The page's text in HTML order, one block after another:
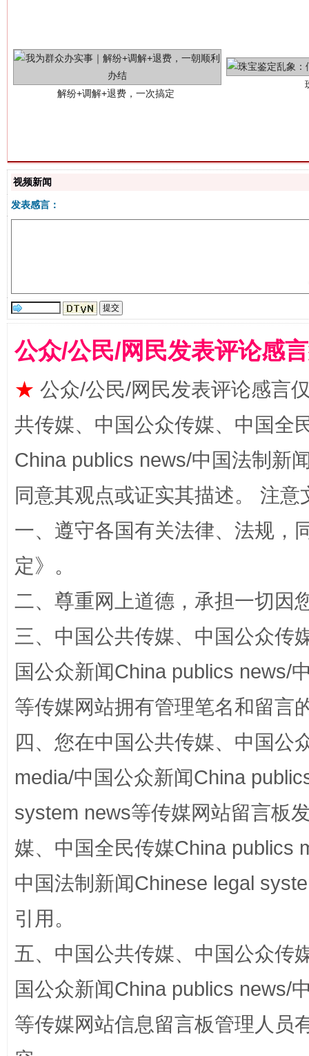
站台名比不上好声名
漫山遍野的桃花与雪山、麦地、白藏房 除
招工难、用工荒背后
网上购药对药下症？
这是一记警钟！
视频新闻
发表感言：
公众/公民/网民发表评论感
★ 公众/公民/网民发表评论感言
共传媒、中国公众传媒、中国全
China publics news/中国法制新
同意其观点或证实其描述。 注
一、遵守各国有关法律、法规，
定》。
二、尊重网上道德，承担一切因
三、中国公共传媒、中国公众传
国公众新闻China publics news/
等传媒网站拥有管理笔名和留言
四、您在中国公共传媒、中国公
media/中国公众新闻China
system news等传媒网站留言板
媒、中国全民传媒China publics
中国法制新闻Chinese legal
引用。
五、中国公共传媒、中国公众传
国公众新闻China publics news/
等传媒网站信息留言板管理人员